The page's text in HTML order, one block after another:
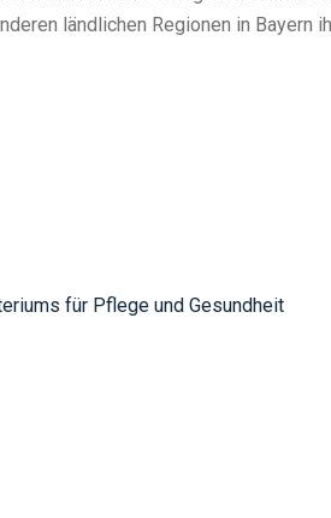
ländlichen Regionen in Bayern
für Pflege und Gesundheit